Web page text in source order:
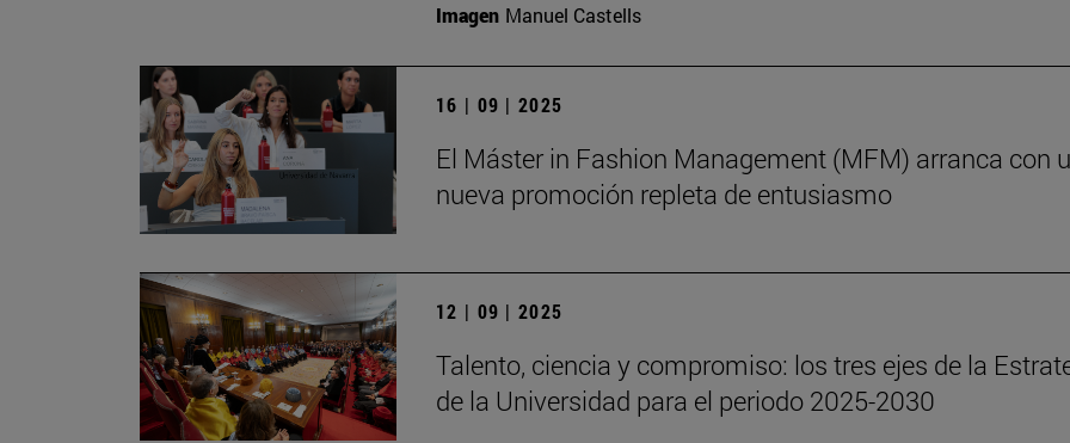
Imagen Manuel Castells
16 | 09 | 2025
El Máster in Fashion Management (MFM) arranca con
nueva promoción repleta de entusiasmo
12 | 09 | 2025
Talento, ciencia y compromiso: los tres ejes de la
de la Universidad para el periodo 2025-2030